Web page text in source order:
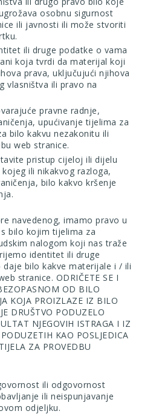
osobnu sigurnost
ili javnosti ili može stvoriti
ili druge podatke o vama
koja tvrdi da materijal koji
prava, uključujući njihova
vlasništva ili pravo na
pravne radnje,
upućivanje tijelima za
bilo kakvu nezakonitu ili
web stranice.
pristup cijeloj ili dijelu
ili nikakvog razloga,
bilo kakvo kršenje
navedenog, imamo pravo u
bilo kojim tijelima za
nalogom koji nas traže
identitet ili druge
bilo kakve materijale i / ili
stranice. ODRIČETE SE I
OD BILO
KOJA PROIZLAZE IZ BILO
DRUŠTVO PODUZELO
NJEGOVIH ISTRAGA I IZ
KAO POSLJEDICA
ZA PROVEDBU
ili odgovornost
ili neispunjavanje
odjeljku.